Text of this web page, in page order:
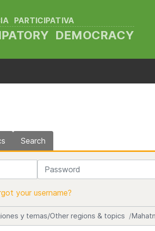
PARTICIPATIVA
DEMOCRACY
Search
Password
your username?
y temas/Other regions & topics